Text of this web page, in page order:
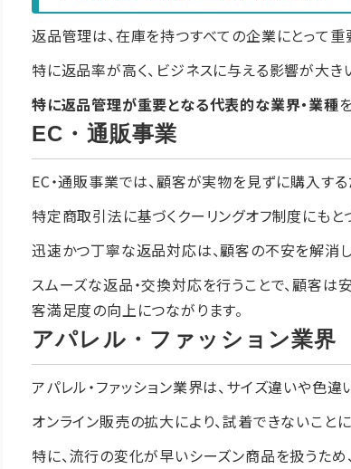
返品管理は、在庫を持つすべての企業にとって重
特に返品率が高く、ビジネスに与える影響が大き
特に返品管理が重要となる代表的な業界・業種
EC・通販事業
EC・通販事業では、顧客が実物を見ずに購入す
特定商取引法に基づくクーリングオフ制度にも
迅速かつ丁寧な返品対応は、顧客の不安を解消
スムーズな返品・交換対応を行うことで、顧客は
客満足度の向上につながります。
アパレル・ファッション業界
アパレル・ファッション業界は、サイズ違いや色
オンライン販売の拡大により、試着できないこと
特に、流行の変化が早いシーズン商品を扱うた